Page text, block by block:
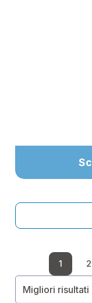
Pagina
1 2